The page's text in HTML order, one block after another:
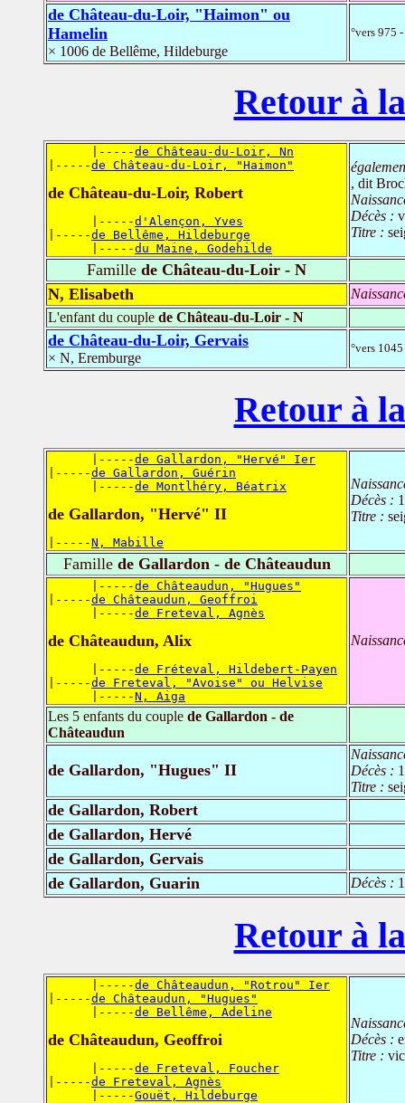
de Château-du-Loir, "Haimon" ou
Hamelin
× 1006 de Bellême, Hildeburge
°vers 975
Retour à
      |-----
de Château-du-Loir, Nn
|-----de Château-du-Loir, "Haimon"
de Château-du-Loir, Robert
      |-----
d'Alençon, Yves
|-----de Bellême, Hildeburge
      |-----
du Maine, Godehilde
, dit
Décès :
Titre :
Famille de Château-du-Loir - N
N, Elisabeth
L'enfant du couple de Château-du-Loir - N
de Château-du-Loir, Gervais
× N, Eremburge
°vers
Retour à
      |-----
de Gallardon, "Hervé" Ier
|-----de Gallardon, Guérin
      |-----
de Montlhéry, Béatrix
de Gallardon, "Hervé" II
|-----N, Mabille
Décès :
Titre :
Famillede Gallardon - de Châteaudun
      |-----
de Châteaudun, "Hugues"
|-----de Châteaudun, Geoffroi
      |-----
de Freteval, Agnès
de Châteaudun, Alix
      |-----
de Fréteval, Hildebert-Payen
|-----de Freteval, "Avoise" ou Helvise
      |-----
N, Aiga
Les 5 enfants du couple de Gallardon - de
Châteaudun
de Gallardon, "Hugues" II
Décès :
Titre :
de Gallardon, Robert
de Gallardon, Hervé
de Gallardon, Gervais
de Gallardon, Guarin
Décès :
Retour à
      |-----
de Châteaudun, "Rotrou" Ier
|-----de Châteaudun, "Hugues"
      |-----
de Bellême, Adeline
de Châteaudun, Geoffroi
      |-----
de Freteval, Foucher
|-----de Freteval, Agnès
      |-----
Gouët, Hildeburge
Décès :
Titre :